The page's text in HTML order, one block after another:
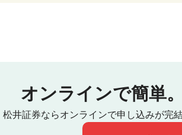
オンラインで簡単。
松井証券ならオンラインで申し込みが完結